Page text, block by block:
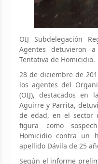
OIJ Subdelegación
Agentes detuvieron
Tentativa de Homicidio.
28 de diciembre de
los agentes del
(OIJ), destacados en
Aguirre y Parrita,
de edad, en el sector
figura como
Homicidio contra un
apellido Dávila de 25
Según el informe